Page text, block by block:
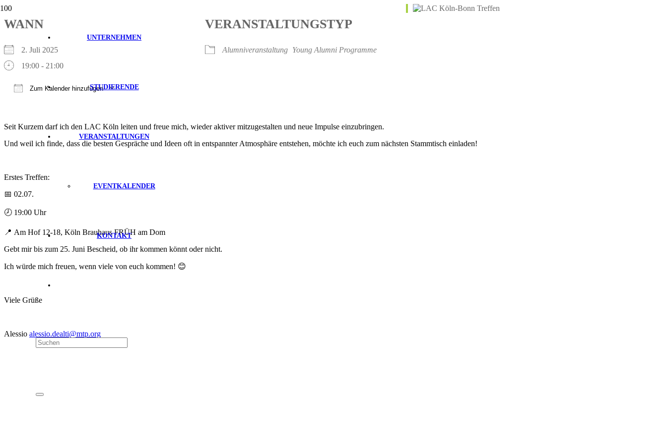
UNTERNEHMEN
STUDIERENDE
VERANSTALTUNGEN
EVENTKALENDER
KONTAKT
WANN
2. Juli 2025
19:00 - 21:00
Zum Kalender hinzufügen
VERANSTALTUNGSTYP
Alumniveranstaltung Young Alumni Programme
Seit Kurzem darf ich den LAC Köln leiten und freue mich, wieder aktiver mitzugestalten und neue Impulse einzubringen.
Und weil ich finde, dass die besten Gespräche und Ideen oft in entspannter Atmosphäre entstehen, möchte ich euch zum nächsten Stammtisch einladen!
Erstes Treffen:
📅 02.07.
🕗 19:00 Uhr
📍 Am Hof 12-18, Köln Brauhaus FRÜH am Dom
Gebt mir bis zum 25. Juni Bescheid, ob ihr kommen könnt oder nicht.
Ich würde mich freuen, wenn viele von euch kommen! 😊
Viele Grüße
Alessio alessio.dealti@mtp.org